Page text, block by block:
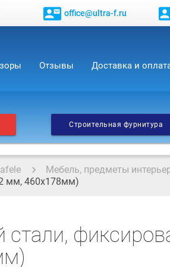
contact_mail office@ultra-f.ru
Отзывы Доставка и
Строительная фурнитура
Мебель, предметы
мм, 460х178мм)